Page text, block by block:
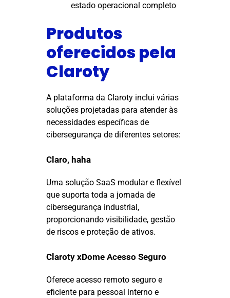
estado operacional completo
Produtos
oferecidos pela
Claroty
A plataforma da Claroty inclui várias
soluções projetadas para atender às
necessidades específicas de
cibersegurança de diferentes setores:
Claro, haha
Uma solução SaaS modular e flexível
que suporta toda a jornada de
cibersegurança industrial,
proporcionando visibilidade, gestão
de riscos e proteção de ativos.
Claroty xDome Acesso Seguro
Oferece acesso remoto seguro e
eficiente para pessoal interno e